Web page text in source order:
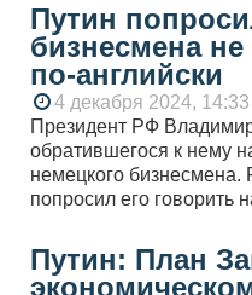
Путин
бизнесмена
по-английски
4 декабря 2024, 14:33
Президент РФ
обратившегося к нему
немецкого бизнесмена.
попросил его говорить
Путин: План